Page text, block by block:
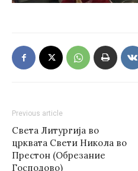
Previous article
Света Литургија во
црквата Свети Никола во
Престон (Обрезание
Господово)